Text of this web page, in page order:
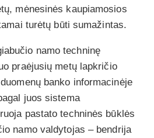
mėnesinės kaupiamosios
turėtų būti sumažintas.
namo techninę
praėjusių metų lapkričio
banko informacinėje
juos sistema
pastato techninės būklės
namo valdytojas – bendrija